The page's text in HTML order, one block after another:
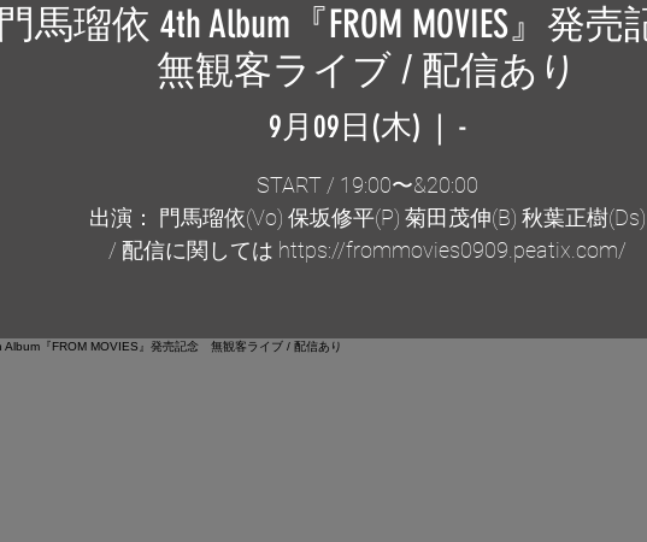
門馬瑠依 4th Album『FROM MOVIES』
無観客ライブ / 配信あり
9月09日(木)
  |
-
START / 19:00〜&20:00
出演： 門馬瑠依(Vo) 保坂修平(P) 菊田茂伸(B) 秋葉正樹(Ds)
/ 配信に関しては https://frommovies0909.peatix.com/